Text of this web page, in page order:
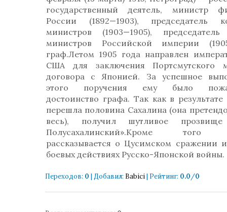
государственный деятель, министр
России (1892—1903), председатель
министров (1903—1905), председатель
министров Российской империи
граф.Летом 1905 года направлен
США для заключения Портсмутского
договора с Японией. За успешное
этого поручения ему было
достоинство графа. Так как в
перешла половина Сахалина (она
весь), получил шутливое
Полусахалинский».Кроме того
рассказывается о Цусимском сражении
боевых действиях Русско-Японской войны.
Переходов: 0 | Добавил: Babici| Рейтинг: 0.0/0